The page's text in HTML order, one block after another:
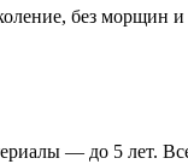
без морщин
— до 5 лет. Все